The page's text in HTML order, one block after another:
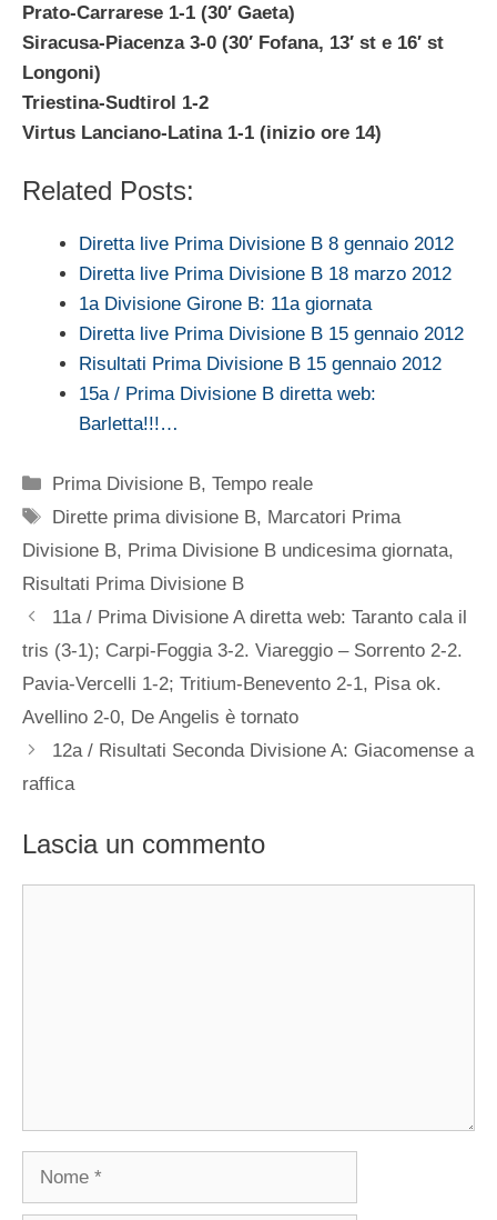
Prato-Carrarese 1-1 (30′ Gaeta)
Siracusa-Piacenza 3-0 (30′ Fofana, 13′ st e 16′ st
Longoni)
Triestina-Sudtirol 1-2
Virtus Lanciano-Latina 1-1 (inizio ore 14)
Related Posts:
Diretta live Prima Divisione B 8 gennaio 2012
Diretta live Prima Divisione B 18 marzo 2012
1a Divisione Girone B: 11a giornata
Diretta live Prima Divisione B 15 gennaio 2012
Risultati Prima Divisione B 15 gennaio 2012
15a / Prima Divisione B diretta web:
Barletta!!!…
Categorie
Prima Divisione B,Tempo reale
Tag
Dirette prima divisione B, Marcatori Prima
Divisione B, Prima Divisione B undicesima giornata,
Risultati Prima Divisione B
11a / Prima Divisione A diretta web: Taranto cala il
tris (3-1); Carpi-Foggia 3-2. Viareggio – Sorrento 2-2.
Pavia-Vercelli 1-2; Tritium-Benevento 2-1, Pisa ok.
Avellino 2-0, De Angelis è tornato
12a / Risultati Seconda Divisione A: Giacomense a
raffica
Lascia un commento
Nome